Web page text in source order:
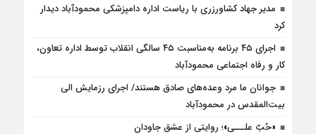
مدیر جهاد کشاورزری با ریاست اداره دامپزشکی محمودآباد دیدار
کرد
اجرای ۴۵ برنامه به‌مناسبت ۴۵ سالگی انقلاب توسط اداره تعاون،
کار و رفاه اجتماعی محمودآباد
جوانان ما مرد وعده‌های صادق هستند/ اجرای رزمایش الی
بیت‌المقدس در محمودآباد
«حُبّ علـــی»؛ روایتی از عشق جاودان